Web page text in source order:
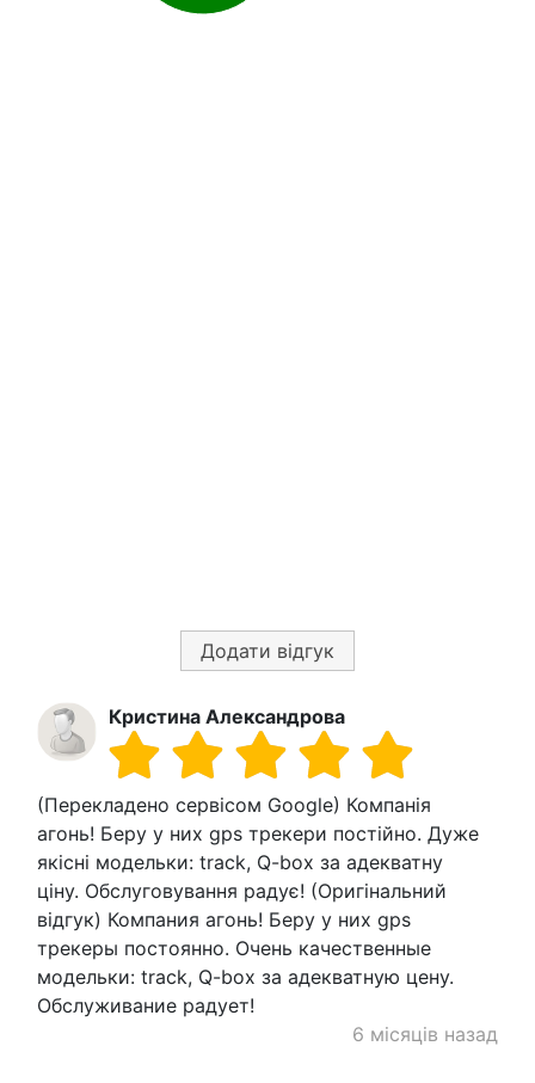
Додати відгук
Кристина Александрова
(Перекладено сервісом Google) Компанія
агонь! Беру у них gps трекери постійно. Дуже
якісні модельки: track, Q-box за адекватну
ціну. Обслуговування радує! (Оригінальний
відгук) Компания агонь! Беру у них gps
трекеры постоянно. Очень качественные
модельки: track, Q-box за адекватную цену.
Обслуживание радует!
6 місяців назад